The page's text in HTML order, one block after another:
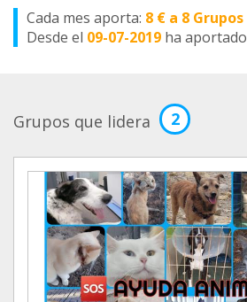
Cada mes aporta: 8 € a 8 Grupos
Desde el 09-07-2019 ha aportado
Grupos que lidera 2